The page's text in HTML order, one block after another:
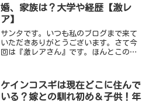
婚、家族は？大学や経歴【激レ
ア】
サンタです。いつも私のブログまで来て
いただきありがとうございます。さて今
回は『激レアさん』です。ほんとこの番
族と一緒に仕事をした経験のある吉開千
代さんです。いったいどん...
ケインコスギは現在どこに住んで
いる？嫁との馴れ初め＆子供！年